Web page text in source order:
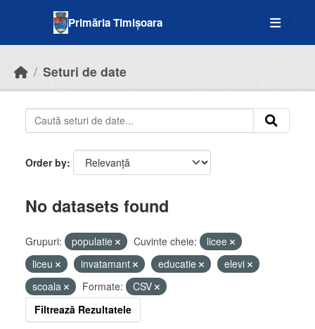
Primăria Timișoara
Seturi de date
Order by
No datasets found
Grupuri: populatie Cuvinte cheie:
licee
liceu
invatamant educatie
elevi
scoala
Formate:
CSV
Filtrează Rezultatele